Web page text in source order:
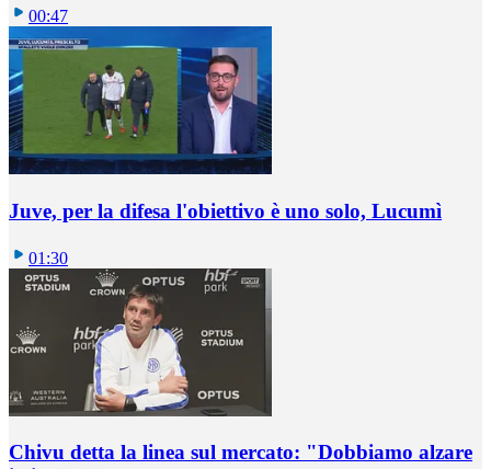
00:47
Juve, per la difesa l'obiettivo è uno solo, Lucumì
01:30
Chivu detta la linea sul mercato: "Dobbiamo alzare